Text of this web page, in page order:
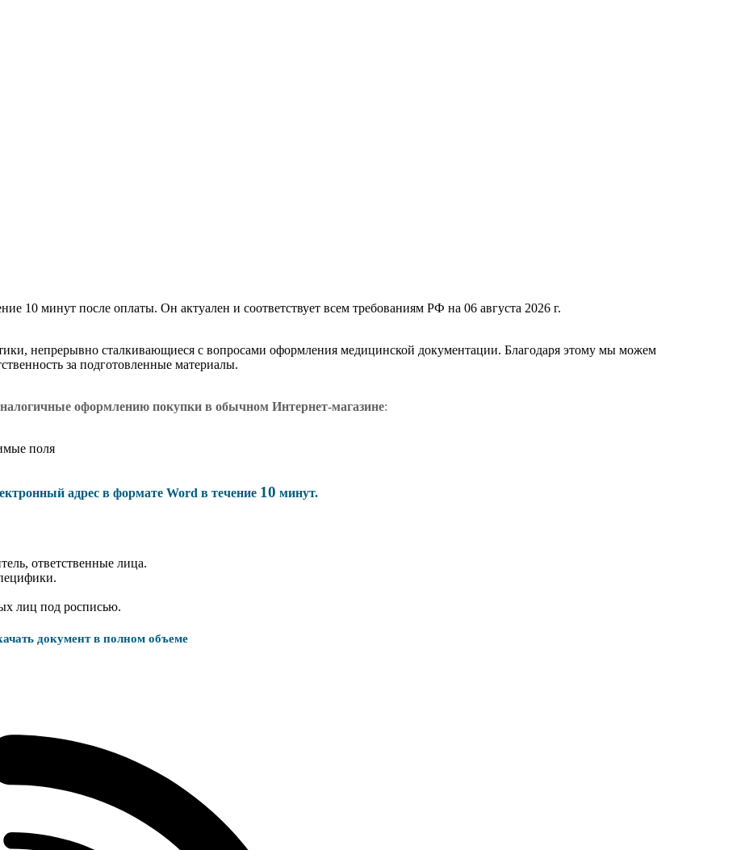
10 минут после оплаты. Он актуален и соответствует всем требованиям РФ на 06 августа 2026 г.
непрерывно сталкивающиеся с вопросами оформления медицинской документации. Благодаря этому мы можем
за подготовленные материалы.
оформлению покупки в обычном Интернет-магазине:
поля
адрес в формате Word в течение 10 минут.
ответственные лица.
лиц под росписью.
документ в полном объеме